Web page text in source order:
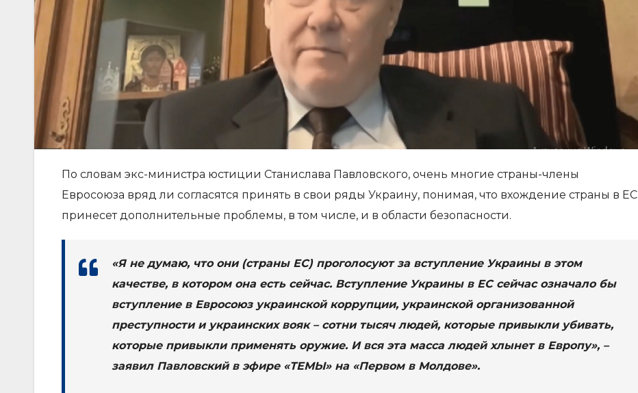
По словам экс-министра юстиции Станислава Павловского, очень многие страны-члены
Евросоюза вряд ли согласятся принять в свои ряды Украину, понимая, что вхождение страны в ЕС
принесет дополнительные проблемы, в том числе, и в области безопасности.
«Я не думаю, что они (страны ЕС) проголосуют за вступление Украины в этом
качестве, в котором она есть сейчас. Вступление Украины в ЕС сейчас означало бы
вступление в Евросоюз украинской коррупции, украинской организованной
преступности и украинских вояк – сотни тысяч людей, которые привыкли убивать,
которые привыкли применять оружие. И вся эта масса людей хлынет в Европу», –
заявил Павловский в эфире «ТЕМЫ» на «Первом в Молдове».